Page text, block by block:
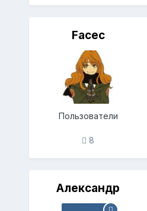
Facec
Пользователи
8
Александр